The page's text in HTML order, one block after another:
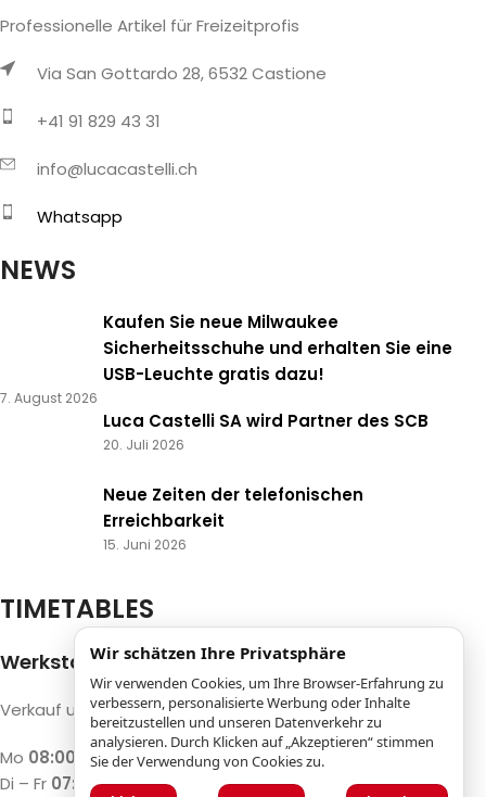
Professionelle Artikel für Freizeitprofis
Via San Gottardo 28, 6532 Castione
+41 91 829 43 31
info@lucacastelli.ch
Whatsapp
NEWS
Kaufen Sie neue Milwaukee
Sicherheitsschuhe und erhalten Sie eine
USB-Leuchte gratis dazu!
7. August 2026
Luca Castelli SA wird Partner des SCB
20. Juli 2026
Neue Zeiten der telefonischen
Erreichbarkeit
15. Juni 2026
TIMETABLES
Werkstatt und Maschinenshop
Verkauf und Reparatur von Maschinen und Holz
Mo 08:00 – 12:00 / 13:00 – 17:00
Di – Fr 07:30 – 12:00 / 13:00 – 18:00
Wir schätzen Ihre Privatsphäre
Wir verwenden Cookies, um Ihre Browser-Erfahrung zu
verbessern, personalisierte Werbung oder Inhalte
bereitzustellen und unseren Datenverkehr zu
analysieren. Durch Klicken auf „Akzeptieren“ stimmen
Sie der Verwendung von Cookies zu.